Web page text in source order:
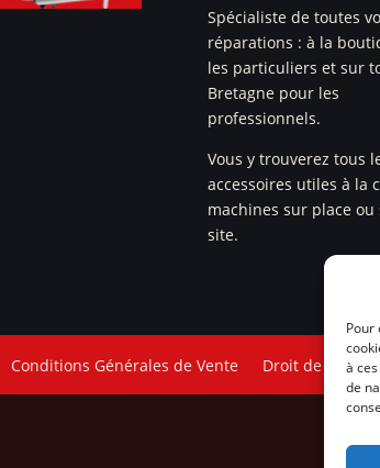
Pour
à
de
Spécialiste de toutes
réparations : à la
les particuliers et sur
Bretagne pour les
professionnels.
Vous y trouverez tous
accessoires utiles à la
machines sur place
site.
Conditions Générales de Vente Droit de